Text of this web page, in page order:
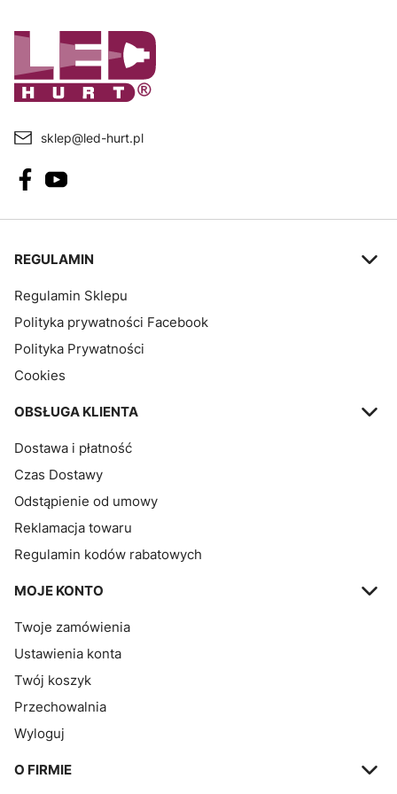
sklep@led-hurt.pl
Linki w stopce
REGULAMIN
Regulamin Sklepu
Polityka prywatności Facebook
Polityka Prywatności
Cookies
OBSŁUGA KLIENTA
Dostawa i płatność
Czas Dostawy
Odstąpienie od umowy
Reklamacja towaru
Regulamin kodów rabatowych
MOJE KONTO
Twoje zamówienia
Ustawienia konta
Twój koszyk
Przechowalnia
Wyloguj
O FIRMIE